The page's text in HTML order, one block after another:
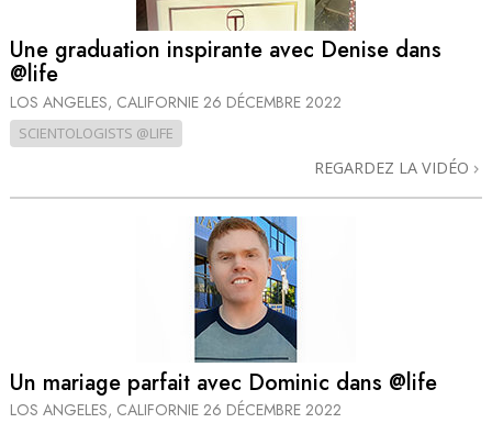
Une graduation inspirante avec Denise dans
@life
LOS ANGELES, CALIFORNIE 26 DÉCEMBRE 2022
SCIENTOLOGISTS @LIFE
REGARDEZ LA VIDÉO
Un mariage parfait avec Dominic dans @life
LOS ANGELES, CALIFORNIE 26 DÉCEMBRE 2022